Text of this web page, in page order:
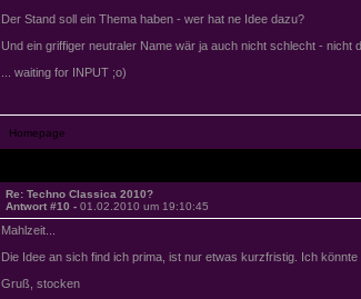
Der Stand soll ein Thema haben - wer hat ne Idee dazu?
Und ein griffiger neutraler Name wär ja auch nicht schlecht - nicht
... waiting for INPUT ;o)
Re: Techno Classica 2010?
Antwort #10 - 01.02.2010 um 19:10:45
Mahlzeit...
Die Idee an sich find ich prima, ist nur etwas kurzfristig. Ich
Gruß, stocken